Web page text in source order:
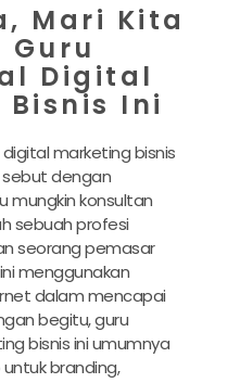
Mari Kita
Guru
Digital
Ini
marketing bisnis
dengan
mungkin konsultan
sebuah profesi
seorang pemasar
menggunakan
dalam mencapai
begitu, guru
bisnis ini umumnya
branding,